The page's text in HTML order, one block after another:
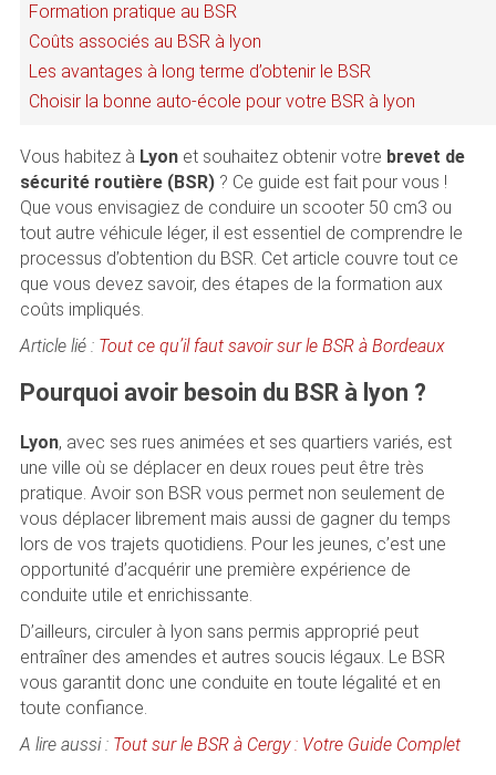
Formation pratique au BSR
Coûts associés au BSR à lyon
Les avantages à long terme d’obtenir le BSR
Choisir la bonne auto-école pour votre BSR à lyon
Vous habitez à Lyonet souhaitez obtenir votre brevet de
sécurité routière (BSR)? Ce guide est fait pour vous !
Que vous envisagiez de conduire un scooter 50 cm3 ou
tout autre véhicule léger, il est essentiel de comprendre le
processus d’obtention du BSR. Cet article couvre tout ce
que vous devez savoir, des étapes de la formation aux
coûts impliqués.
Article lié : Tout ce qu’il faut savoir sur le BSR à Bordeaux
Pourquoi avoir besoin du BSR à lyon ?
Lyon, avec ses rues animées et ses quartiers variés, est
une ville où se déplacer en deux roues peut être très
pratique. Avoir son BSR vous permet non seulement de
vous déplacer librement mais aussi de gagner du temps
lors de vos trajets quotidiens. Pour les jeunes, c’est une
opportunité d’acquérir une première expérience de
conduite utile et enrichissante.
D’ailleurs, circuler à lyon sans permis approprié peut
entraîner des amendes et autres soucis légaux. Le BSR
vous garantit donc une conduite en toute légalité et en
toute confiance.
A lire aussi : Tout sur le BSR à Cergy : Votre Guide Complet